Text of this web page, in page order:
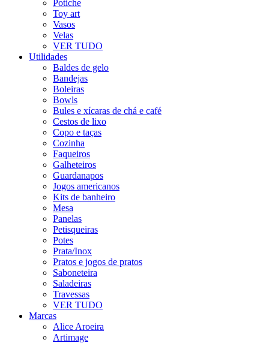
Potiche
Toy art
Vasos
Velas
VER TUDO
Utilidades
Baldes de gelo
Bandejas
Boleiras
Bowls
Bules e xícaras de chá e café
Cestos de lixo
Copo e taças
Cozinha
Faqueiros
Galheteiros
Guardanapos
Jogos americanos
Kits de banheiro
Mesa
Panelas
Petisqueiras
Potes
Prata/Inox
Pratos e jogos de pratos
Saboneteira
Saladeiras
Travessas
VER TUDO
Marcas
Alice Aroeira
Artimage